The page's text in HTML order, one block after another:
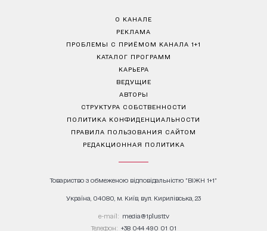
О КАНАЛЕ
РЕКЛАМА
ПРОБЛЕМЫ С ПРИЁМОМ КАНАЛА 1+1
КАТАЛОГ ПРОГРАММ
КАРЬЕРА
ВЕДУЩИЕ
АВТОРЫ
СТРУКТУРА СОБСТВЕННОСТИ
ПОЛИТИКА КОНФИДЕНЦИАЛЬНОСТИ
ПРАВИЛА ПОЛЬЗОВАНИЯ САЙТОМ
РЕДАКЦИОННАЯ ПОЛИТИКА
Товариство з обмеженою відповідальністю "ВІЖН 1+1"
Україна, 04080, м. Київ, вул. Кирилівська, 23
е-mail: media@1plus1.tv
Телефон: +38 044 490 01 01